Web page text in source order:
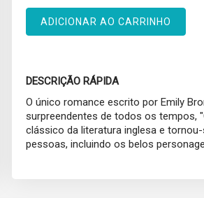
ADICIONAR AO CARRINHO
DESCRIÇÃO RÁPIDA
O único romance escrito por Emily
surpreendentes de todos os tempos,
clássico da literatura inglesa e
pessoas, incluindo os belos